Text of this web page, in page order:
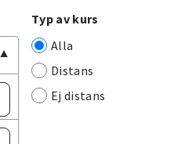
Typ av kurs
Alla
Distans
Ej distans